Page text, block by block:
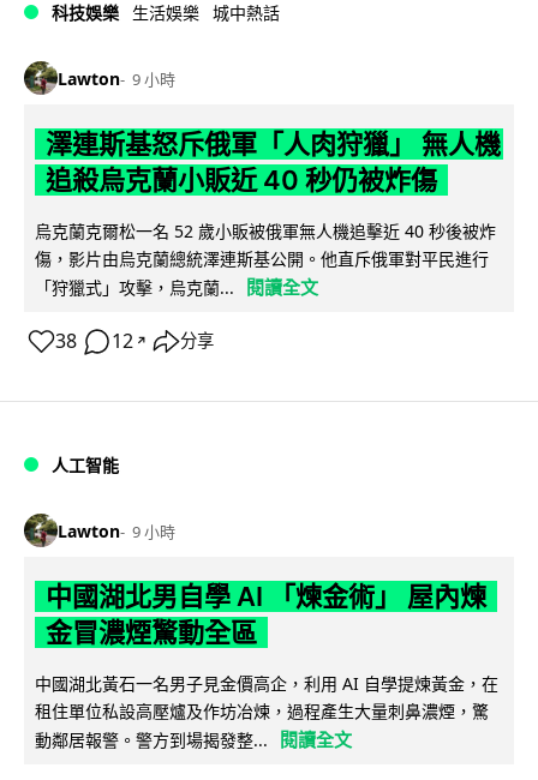
科技娛樂 生活娛樂 城中熱話
Lawton 9 小時
澤連斯基怒斥俄軍「人肉狩獵」 無人機
追殺烏克蘭小販近 40 秒仍被炸傷
烏克蘭克爾松一名 52 歲小販被俄軍無人機追擊近 40 秒後被炸
傷，影片由烏克蘭總統澤連斯基公開。他直斥俄軍對平民進行
「狩獵式」攻擊，烏克蘭...
閱讀全文
38 12 ↗ 分享
人工智能
Lawton 9 小時
中國湖北男自學 AI 「煉金術」 屋內煉
金冒濃煙驚動全區
中國湖北黃石一名男子見金價高企，利用 AI 自學提煉黃金，在
租住單位私設高壓爐及作坊冶煉，過程產生大量刺鼻濃煙，驚
動鄰居報警。警方到場揭發整...
閱讀全文